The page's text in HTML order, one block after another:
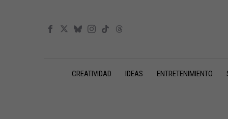
CREATIVIDAD IDEAS ENTRETENIMIENTO